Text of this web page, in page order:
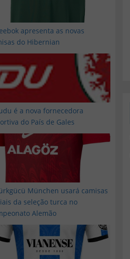
apresenta as novas
do Hibernian
é a nova fornecedora
do País de Gales
München usará camisas
da seleção turca no
Alemão